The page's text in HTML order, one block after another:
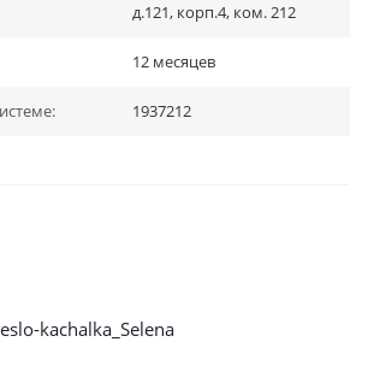
д.121, корп.4, ком. 212
12 месяцев
1937212
kachalka_Selena